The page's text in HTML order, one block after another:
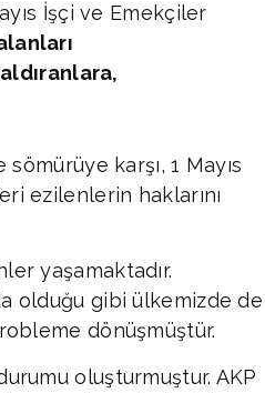
İşçi ve Emekçiler
karşı, 1 Mayıs
ezilenlerin haklarını
yaşamaktadır.
olduğu gibi ülkemizde de
dönüşmüştür.
oluşturmuştur. AKP